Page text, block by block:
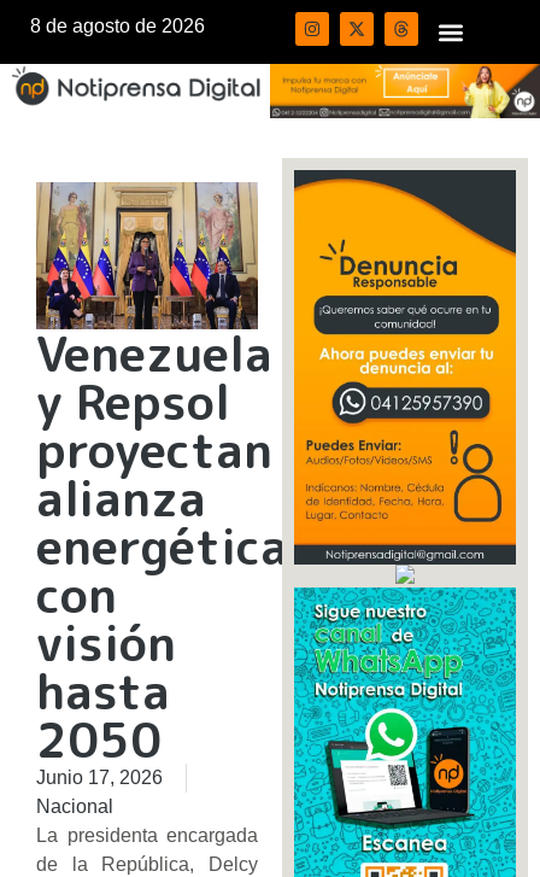
8 de agosto de 2026
Venezuela
y Repsol
proyectan
alianza
energética
con
visión
hasta
2050
Junio 17, 2026
Nacional
La presidenta encargada
de la República, Delcy